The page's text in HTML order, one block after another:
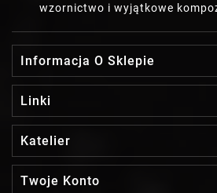
wzornictwo i wyjątkowe
Informacja O Sklepie
Linki
Katelier
Twoje Konto